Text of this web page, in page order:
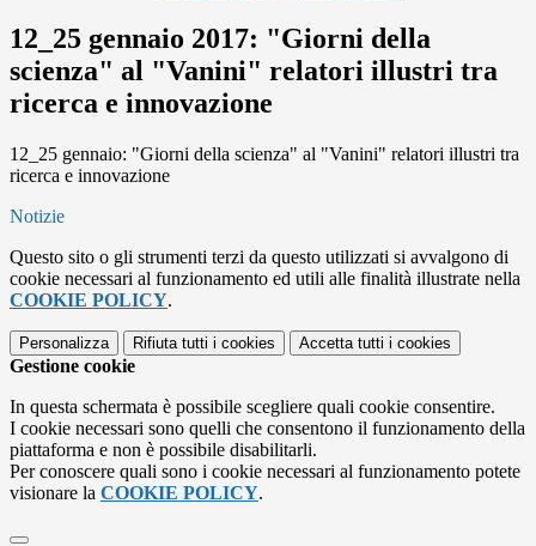
12_25 gennaio 2017: "Giorni della
scienza" al "Vanini" relatori illustri tra
ricerca e innovazione
12_25 gennaio: "Giorni della scienza" al "Vanini" relatori illustri tra
ricerca e innovazione
Notizie
Questo sito o gli strumenti terzi da questo utilizzati si avvalgono di
cookie necessari al funzionamento ed utili alle finalità illustrate nella
COOKIE POLICY.
Personalizza Rifiuta tutti i cookies Accetta tutti i cookies
Gestione cookie
In questa schermata è possibile scegliere quali cookie consentire.
I cookie necessari sono quelli che consentono il funzionamento della
piattaforma e non è possibile disabilitarli.
Per conoscere quali sono i cookie necessari al funzionamento potete
visionare la COOKIE POLICY.